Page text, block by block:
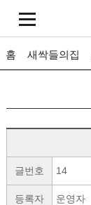
홈 새싹들의집
글번호 14
등록자 운영자